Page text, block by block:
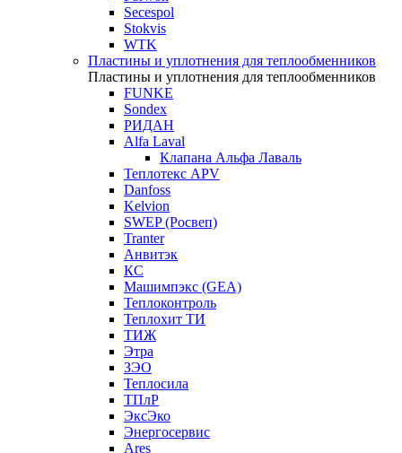
Secespol
Stokvis
WTK
Пластины и уплотнения для теплообменников
Пластины и уплотнения для теплообменников
FUNKE
Sondex
РИДАН
Alfa Laval
Клапана Альфа Лаваль
Теплотекс APV
Danfoss
Kelvion
SWEP (Росвеп)
Tranter
Анвитэк
КС
Машимпэкс (GEA)
Теплоконтроль
Теплохит ТИ
ТИЖ
Этра
ЗЭО
Теплосила
ТПлР
ЭксЭко
Энергосервис
Ares